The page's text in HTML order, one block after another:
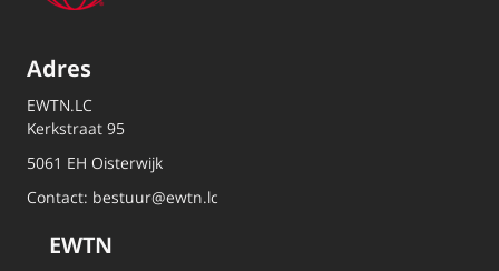
Adres
EWTN.LC
Kerkstraat 95
5061 EH Oisterwijk
Contact: bestuur@ewtn.lc
EWTN